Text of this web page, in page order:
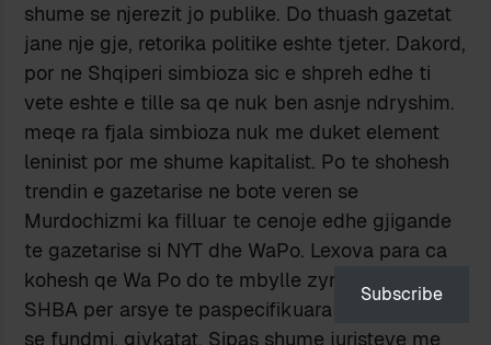
shume se njerezit jo publike. Do thuash gazetat
jane nje gje, retorika politike eshte tjeter. Dakord,
por ne Shqiperi simbioza sic e shpreh edhe ti
vete eshte e tille sa qe nuk ben asnje ndryshim.
meqe ra fjala simbioza nuk me duket element
leninist por me shume kapitalist. Po te shohesh
trendin e gazetarise ne bote veren se
Murdochizmi ka filluar te cenoje edhe gjigande
te gazetarise si NYT dhe WaPo. Lexova para ca
kohesh qe Wa Po do te mbylle zyrat e saj neper
SHBA per arsye te paspecifikuara financiare.
se fundmi, gjykatat. Sipas shume juristeve me
Subscribe